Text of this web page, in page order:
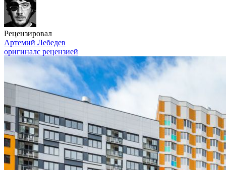
Рецензировал
Артемий Лебедев
оригиналс рецензией